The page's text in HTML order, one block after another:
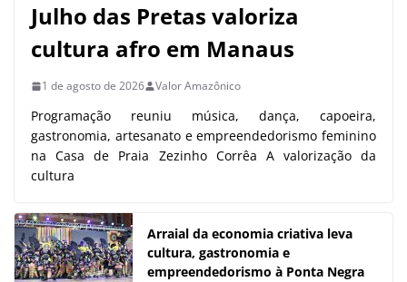
Julho das Pretas valoriza
cultura afro em Manaus
1 de agosto de 2026 Valor Amazônico
Programação reuniu música, dança, capoeira,
gastronomia, artesanato e empreendedorismo feminino
na Casa de Praia Zezinho Corrêa A valorização da
cultura
Arraial da economia criativa leva
cultura, gastronomia e
empreendedorismo à Ponta Negra